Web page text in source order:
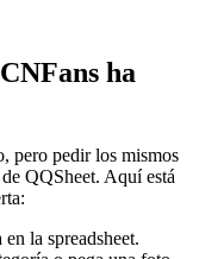
ha
pero pedir los mismos
QQSheet. Aquí está
en la spreadsheet.